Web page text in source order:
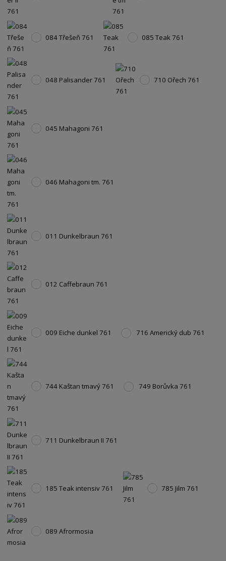
084 Třešeň 761 085 Teak 761
048 Palisander 761 710 Ořech 761
045 Mahagoni 761
046 Mahagoni tm. 761
011 Dunkelbraun 761
012 Caffebraun 761
009 Eiche dunkel 761 716 Americký dub 761
744 Kaštan tmavý 761 749 Borůvka 761
711 Dunkelbraun II 761
185 Teak intensiv 761 785 Jilm 761
089 Afrormosia